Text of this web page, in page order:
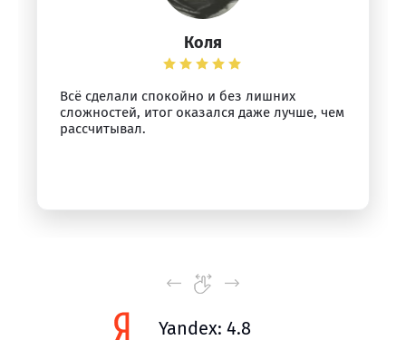
Коля
Всё сделали спокойно и без лишних
сложностей, итог оказался даже лучше, чем
рассчитывал.
Yandex: 4.8